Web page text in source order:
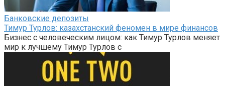
Банковские депозиты
Тимур Турлов: казахстанский феномен в мире финансов
Бизнес с человеческим лицом: как Тимур Турлов меняет
мир к лучшему Тимур Турлов с